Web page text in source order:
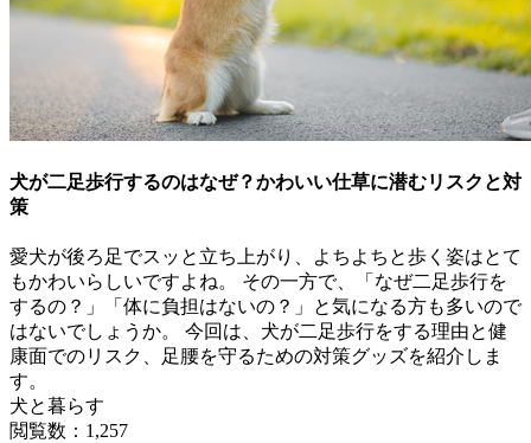
犬が二足歩行するのはなぜ？かわいい仕草に潜むリスクと対
策
愛犬が後ろ足でスッと立ち上がり、よちよちと歩く姿はとて
もかわいらしいですよね。 その一方で、「なぜ二足歩行を
するの？」「体に負担はないの？」と気になる方も多いので
はないでしょうか。 今回は、犬が二足歩行をする理由と健
康面でのリスク、足腰を守るための対策グッズを紹介しま
す。
犬と暮らす
閲覧数：1,257